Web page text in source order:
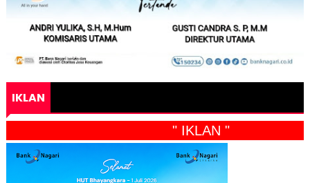
IKLAN
" IKLAN "